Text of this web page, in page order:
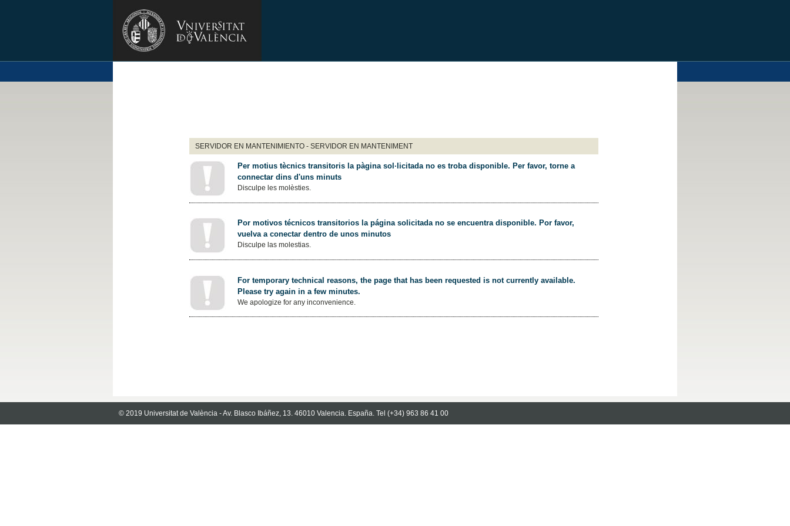
SERVIDOR EN MANTENIMIENTO - SERVIDOR EN MANTENIMENT
Per motius tècnics transitoris la pàgina sol·licitada no es troba disponible. Per favor, torne a
connectar dins d'uns minuts
Disculpe les molèsties.
Por motivos técnicos transitorios la página solicitada no se encuentra disponible. Por favor,
vuelva a conectar dentro de unos minutos
Disculpe las molestias.
For temporary technical reasons, the page that has been requested is not currently available.
Please try again in a few minutes.
We apologize for any inconvenience.
© 2019 Universitat de València - Av. Blasco Ibáñez, 13. 46010 Valencia. España. Tel (+34) 963 86 41 00